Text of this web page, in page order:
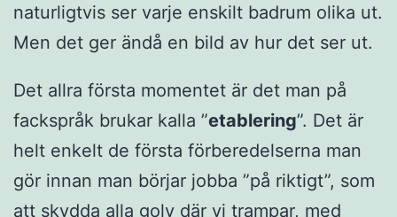
naturligtvis ser varje enskilt badrum olika ut.
Men det ger ändå en bild av hur det ser ut.
Det allra första momentet är det man på
fackspråk brukar kalla ”etablering”. Det är
helt enkelt de första förberedelserna man
gör innan man börjar jobba ”på riktigt”, som
att skydda alla golv där vi trampar, med